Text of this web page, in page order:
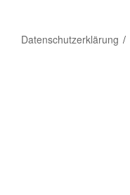
Datenschutzerklärung